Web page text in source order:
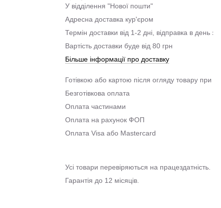
У відділення "Нової пошти"
Адресна доставка кур'єром
Термін доставки від 1-2 дні, відправка в день
Вартість доставки буде від 80 грн
Більше інформації про доставку
Готівкою або картою після огляду товару при
Безготівкова оплата
Оплата частинами
Оплата на рахунок ФОП
Оплата Visa або Mastercard
Усі товари перевіряються на працездатність.
Гарантія до 12 місяців.